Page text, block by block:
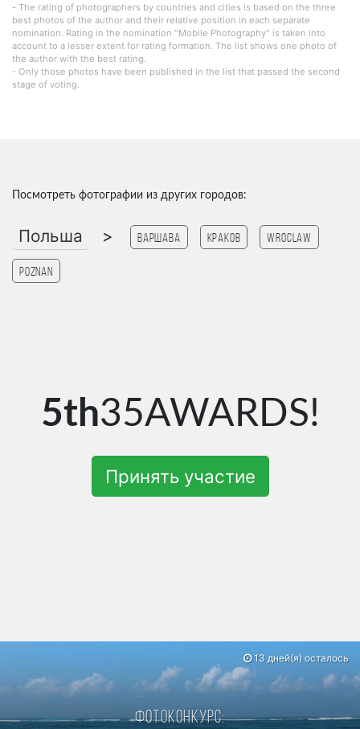
- The rating of photographers by countries and cities is based on the three
best photos of the author and their relative position in each separate
nomination. Rating in the nomination "Mobile Photography" is taken into
account to a lesser extent for rating formation. The list shows one photo of
the author with the best rating.
- Only those photos have been published in the list that passed the second
stage of voting.
Посмотреть фотографии из других городов:
Польша > Варшава Краков Wroclaw
Poznan
5th35AWARDS!
Принять участие
Фотоконкурс:
13 дней(я) осталось